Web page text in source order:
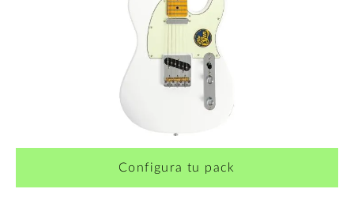
¿Quieres crearte tu propio pack?
Configura tu pack